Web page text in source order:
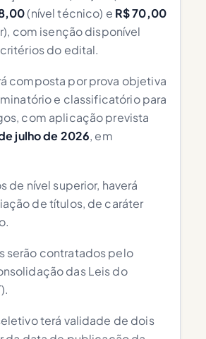
(nível técnico) e R$ 70,00
com isenção disponível
do edital.
composta por prova objetiva
e classificatório para
com aplicação prevista
julho de 2026, em
de nível superior, haverá
de títulos, de caráter
serão contratados pelo
das Leis do
terá validade de dois